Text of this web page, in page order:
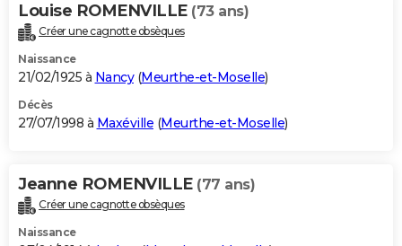
Louise ROMENVILLE (73 ans)
Créer une cagnotte obsèques
Naissance
21/02/1925 à Nancy(Meurthe-et-Moselle)
Décès
27/07/1998 à Maxéville (Meurthe-et-Moselle)
Jeanne ROMENVILLE (77 ans)
Créer une cagnotte obsèques
Naissance